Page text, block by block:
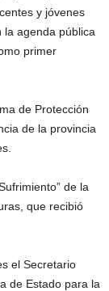
y jóvenes
la agenda pública
primer
de Protección
de la provincia
de la
que recibió
el Secretario
de Estado para la